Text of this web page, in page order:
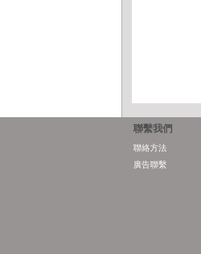
聯繫我們
聯絡方法
廣告聯繫